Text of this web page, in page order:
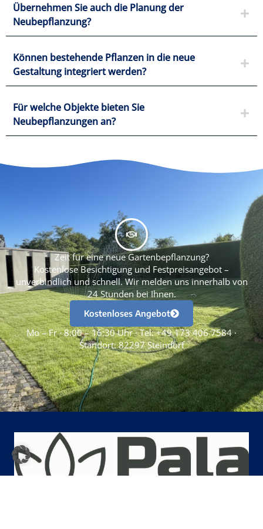
Übernehmen Sie auch die Planung der
Neubepflanzung?
Können bestehende Pflanzen in die neue
Gestaltung integriert werden?
Für welche Objekte bieten Sie
Neubepflanzungen an?
Zeit für eine neue Gartenbepflanzung?
Kostenlose Besichtigung und Festpreisangebot –
unverbindlich und schnell. Wir melden uns innerhalb von
24 Stunden bei Ihnen.
Kostenloses Angebot
Mo – Fr · 8:00 – 16:30 Uhr · Tel: +49 173 406 7584 ·
Standort: 82297 Steindorf